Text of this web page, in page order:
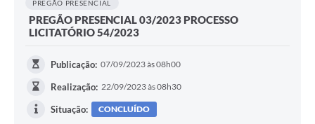
PREGÃO PRESENCIAL
PREGÃO PRESENCIAL 03/2023 PROCESSO
LICITATÓRIO 54/2023
Publicação: 07/09/2023 às 08h00
Realização: 22/09/2023 às 08h30
Situação: CONCLUÍDO